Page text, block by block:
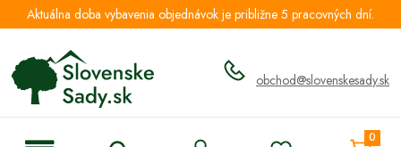
Aktuálna doba vybavenia objednávok je približne 5 pracovných dní.
obchod@slovenskesady.sk
0